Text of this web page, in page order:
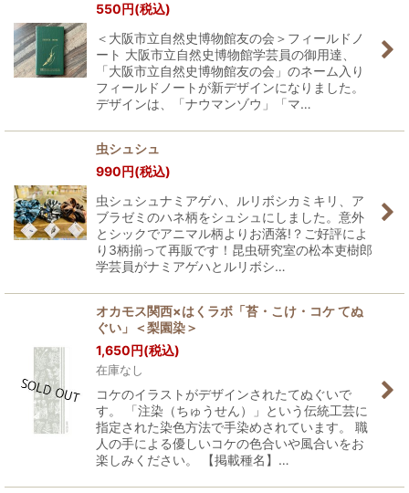
550円(税込)
＜大阪市立自然史博物館友の会＞フィールドノ
ート 大阪市立自然史博物館学芸員の御用達、
「大阪市立自然史博物館友の会」のネーム入り
フィールドノートが新デザインになりました。
デザインは、「ナウマンゾウ」「マ…
虫シュシュ
990円(税込)
虫シュシュナミアゲハ、ルリボシカミキリ、ア
ブラゼミのハネ柄をシュシュにしました。意外
とシックでアニマル柄よりお洒落!？ご好評によ
り3柄揃って再販です！昆虫研究室の松本吏樹郎
学芸員がナミアゲハとルリボシ…
オカモス関西×はくラボ「苔・こけ・コケ てぬ
ぐい」＜梨園染＞
1,650円(税込)
在庫なし
コケのイラストがデザインされたてぬぐいで
す。 「注染（ちゅうせん）」という伝統工芸に
指定された染色方法で手染めされています。 職
人の手による優しいコケの色合いや風合いをお
楽しみください。 【掲載種名】…